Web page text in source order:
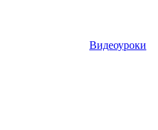
Видеоуроки